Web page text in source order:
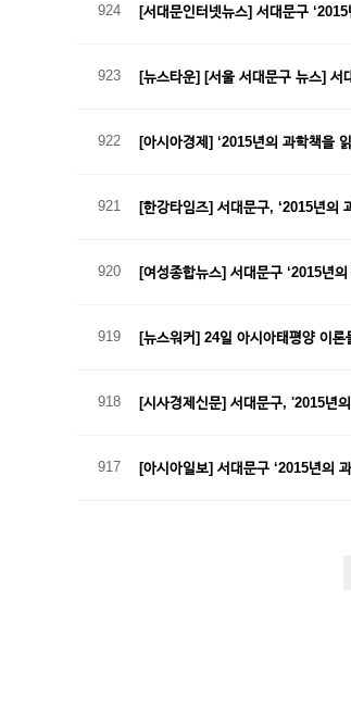
924 [서대문인터넷뉴스] 서대문구
923 [뉴스타운] [서울 서대문구 뉴스] 서
922 [아시아경제] ‘2015년의 과학책을
921 [한강타임즈] 서대문구, ‘2015년의
920 [여성종합뉴스] 서대문구 ‘2015년
919 [뉴스워커] 24일 아시아태평양 이론
918 [시사경제신문] 서대문구, '2015년
917 [아시아일보] 서대문구 ‘2015년의